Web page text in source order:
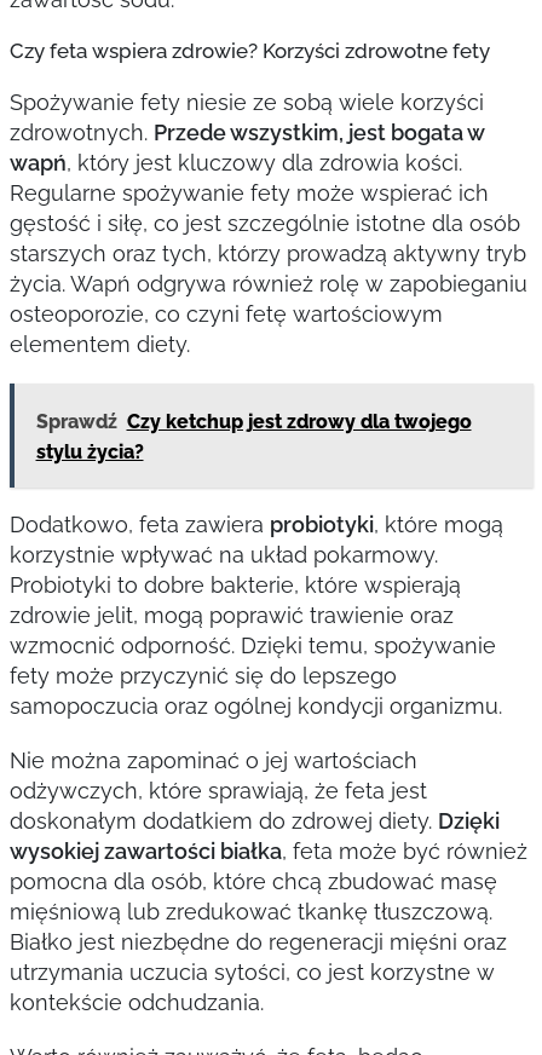
Czy feta wspiera zdrowie? Korzyści zdrowotne fety
Spożywanie fety niesie ze sobą wiele korzyści
zdrowotnych. Przede wszystkim, jest bogata w
wapń, który jest kluczowy dla zdrowia kości.
Regularne spożywanie fety może wspierać ich
gęstość i siłę, co jest szczególnie istotne dla osób
starszych oraz tych, którzy prowadzą aktywny tryb
życia. Wapń odgrywa również rolę w zapobieganiu
osteoporozie, co czyni fetę wartościowym
elementem diety.
Sprawdź Czy ketchup jest zdrowy dla twojego
stylu życia?
Dodatkowo, feta zawiera probiotyki, które mogą
korzystnie wpływać na układ pokarmowy.
Probiotyki to dobre bakterie, które wspierają
zdrowie jelit, mogą poprawić trawienie oraz
wzmocnić odporność. Dzięki temu, spożywanie
fety może przyczynić się do lepszego
samopoczucia oraz ogólnej kondycji organizmu.
Nie można zapominać o jej wartościach
odżywczych, które sprawiają, że feta jest
doskonałym dodatkiem do zdrowej diety. Dzięki
wysokiej zawartości białka, feta może być również
pomocna dla osób, które chcą zbudować masę
mięśniową lub zredukować tkankę tłuszczową.
Białko jest niezbędne do regeneracji mięśni oraz
utrzymania uczucia sytości, co jest korzystne w
kontekście odchudzania.